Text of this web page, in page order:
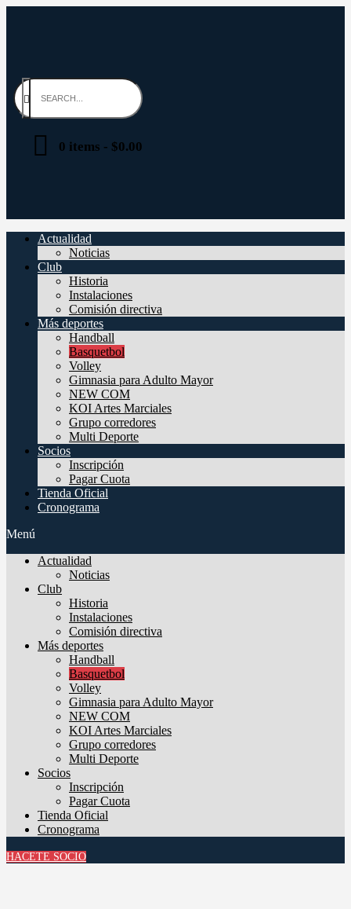
0 items - $0.00
Actualidad
Noticias
Club
Historia
Instalaciones
Comisión directiva
Más deportes
Handball
Basquetbol
Volley
Gimnasia para Adulto Mayor
NEW COM
KOI Artes Marciales
Grupo corredores
Multi Deporte
Socios
Inscripción
Pagar Cuota
Tienda Oficial
Cronograma
Menú
Actualidad
Noticias
Club
Historia
Instalaciones
Comisión directiva
Más deportes
Handball
Basquetbol
Volley
Gimnasia para Adulto Mayor
NEW COM
KOI Artes Marciales
Grupo corredores
Multi Deporte
Socios
Inscripción
Pagar Cuota
Tienda Oficial
Cronograma
HACETE SOCIO